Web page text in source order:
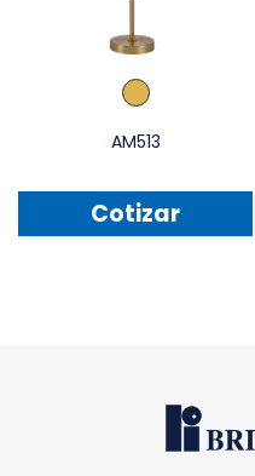
AM513
Cotizar